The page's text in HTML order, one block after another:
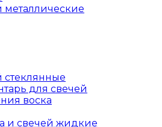
металлические
стеклянные
для свечей
воска
и свечей жидкие